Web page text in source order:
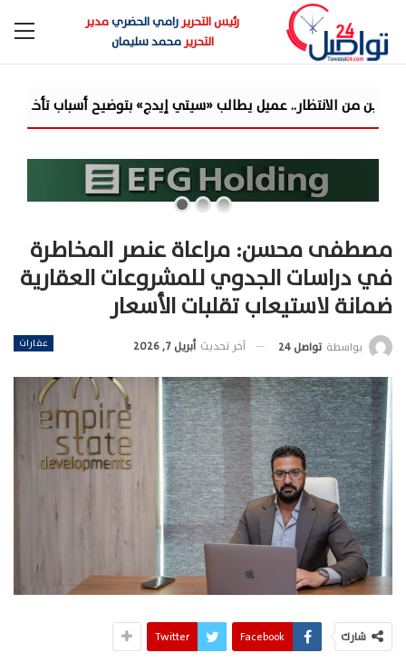
رئيس التحريررامي الحضريمدير
التحريرمحمد سليمان
إيدج» بتوضيح أسباب تأخر التسليم وتغيير ...
مصطفى محسن: مراعاة عنصر المخاطرة
في دراسات الجدوي للمشروعات العقارية
ضمانة لاستيعاب تقلبات الأسعار
عقارات بواسطة تواصل 24 آخر تحديث أبريل 7, 2026
شارك Facebook
Twitter